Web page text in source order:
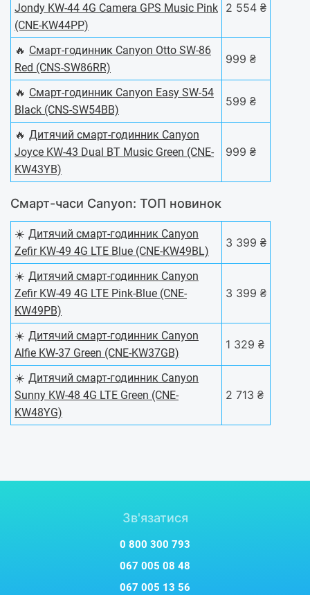
Jondy KW-44 4G Camera GPS Music Pink
(CNE-KW44PP)
2 554 ₴
🔥 Смарт-годинник Canyon Otto SW-86
Red (CNS-SW86RR)
999 ₴
🔥 Смарт-годинник Canyon Easy SW-54
Black (CNS-SW54BB)
599 ₴
🔥 Дитячий смарт-годинник Canyon
Joyce KW-43 Dual BT Music Green (CNE-
KW43YB)
999 ₴
Смарт-часи Canyon: ТОП новинок
☀️ Дитячий смарт-годинник Canyon
Zefir KW-49 4G LTE Blue (CNE-KW49BL)
3 399 ₴
☀️ Дитячий смарт-годинник Canyon
Zefir KW-49 4G LTE Pink-Blue (CNE-
KW49PB)
3 399 ₴
☀️ Дитячий смарт-годинник Canyon
Alfie KW-37 Green (CNE-KW37GB)
1 329 ₴
☀️ Дитячий смарт-годинник Canyon
Sunny KW-48 4G LTE Green (CNE-
KW48YG)
2 713 ₴
Зв'язатися
0 800 300 793
067 005 08 48
067 005 13 56